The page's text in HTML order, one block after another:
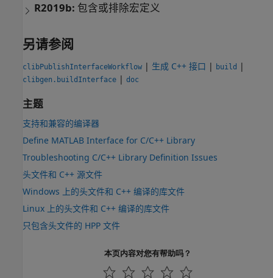
R2019b: 包含或排除宏定义
另请参阅
clibPublishInterfaceWorkflow | 生成 C++ 接口 | build |
clibgen.buildInterface | doc
主题
支持和兼容的编译器
Define MATLAB Interface for C/C++ Library
Troubleshooting C/C++ Library Definition Issues
头文件和 C++ 源文件
Windows 上的头文件和 C++ 编译的库文件
Linux 上的头文件和 C++ 编译的库文件
只包含头文件的 HPP 文件
本页内容对您有帮助吗？